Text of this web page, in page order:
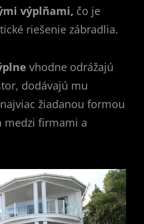
výplňami, čo je
riešenie zábradlia.
vhodne odrážajú
dodávajú mu
žiadanou formou
medzi firmami a